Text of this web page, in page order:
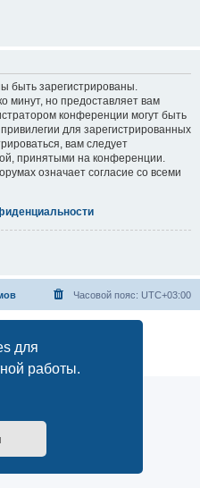
для
работы.
быть зарегистрированы.
минут, но предоставляет вам
конференции могут быть
для зарегистрированных
вам следует
принятыми на конференции.
означает согласие со всеми
Часовой пояс: UTC+03:00
phpBB